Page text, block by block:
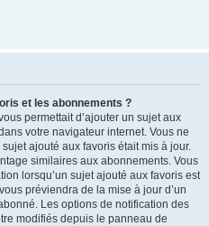
et les abonnements ?
permettait d’ajouter un sujet aux
votre navigateur internet. Vous ne
ajouté aux favoris était mis à jour.
similaires aux abonnements. Vous
lorsqu’un sujet ajouté aux favoris est
préviendra de la mise à jour d’un
Les options de notification des
modifiés depuis le panneau de